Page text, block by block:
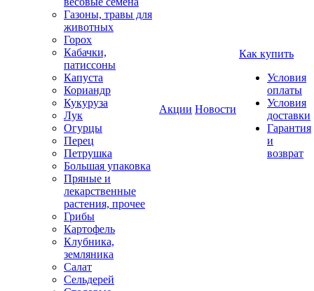
Газоны, травы для
животных
Горох
Кабачки,
патиссоны
Капуста
Кориандр
Кукуруза
Лук
Огурцы
Перец
Петрушка
Большая упаковка
Пряные и
лекарственные
растения, прочее
Грибы
Картофель
Клубника,
земляника
Салат
Сельдерей
Акции Новости
Как купить
Условия
оплаты
Условия
доставки
Гарантия
и
возврат